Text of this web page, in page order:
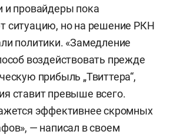
и провайдеры пока
ситуацию, но на решение РКН
политики. «Замедление
воздействовать прежде
прибыль „Твиттера“,
ставит превыше всего.
эффективнее скромных
— написал в своем